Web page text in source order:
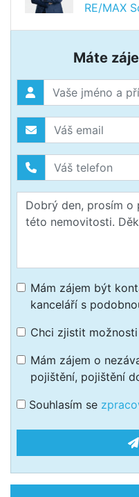
RE/MAX
Máte
Mám zájem být
kanceláří s
Chci zjistit
Mám zájem o
pojištění, pojištění
Souhlasím se